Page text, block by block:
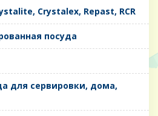
Crystalex, Repast, RCR
посуда
для сервировки, дома,